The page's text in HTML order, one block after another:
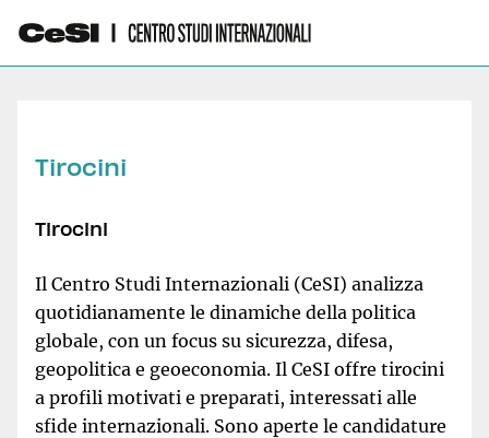
Tirocini
Tirocini
Il Centro Studi Internazionali (CeSI) analizza
quotidianamente le dinamiche della politica
globale, con un focus su sicurezza, difesa,
geopolitica e geoeconomia. Il CeSI offre tirocini
a profili motivati e preparati, interessati alle
sfide internazionali. Sono aperte le candidature